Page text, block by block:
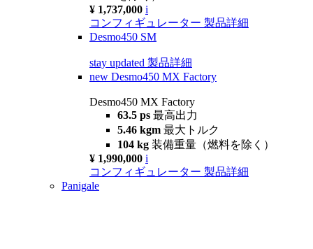
¥ 1,737,000 i
コンフィギュレーター 製品詳細
Desmo450 SM
stay updated 製品詳細
new Desmo450 MX Factory
Desmo450 MX Factory
63.5 ps 最高出力
5.46 kgm 最大トルク
104 kg 装備重量（燃料を除く）
¥ 1,990,000 i
コンフィギュレーター 製品詳細
Panigale